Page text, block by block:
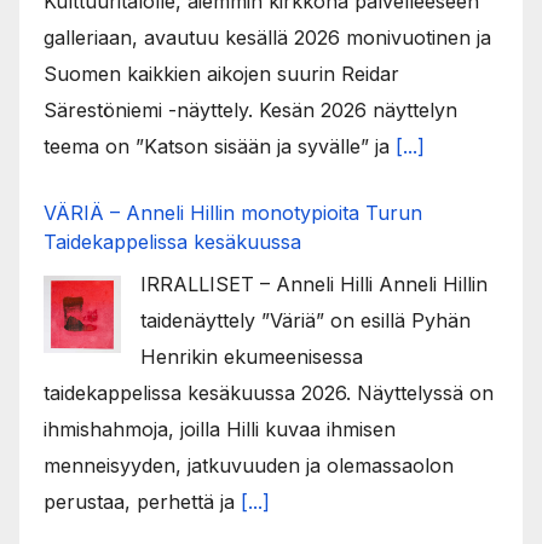
galleriaan, avautuu kesällä 2026 monivuotinen ja
Suomen kaikkien aikojen suurin Reidar
Särestöniemi -näyttely. Kesän 2026 näyttelyn
teema on ”Katson sisään ja syvälle” ja [...]
VÄRIÄ – Anneli Hillin monotypioita Turun
Taidekappelissa kesäkuussa
IRRALLISET – Anneli Hilli Anneli Hillin
taidenäyttely ”Väriä” on esillä Pyhän
Henrikin ekumeenisessa
taidekappelissa kesäkuussa 2026. Näyttelyssä on
ihmishahmoja, joilla Hilli kuvaa ihmisen
menneisyyden, jatkuvuuden ja olemassaolon
perustaa, perhettä ja [...]